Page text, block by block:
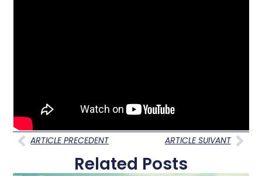
ARTICLE PRECEDENT ARTICLE SUIVANT
Related Posts